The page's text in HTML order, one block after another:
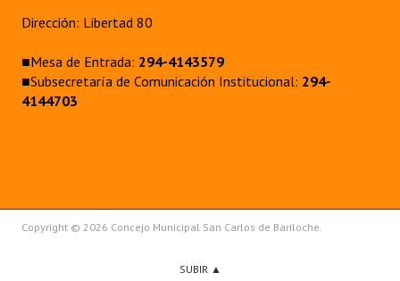
Dirección: Libertad 80
■Mesa de Entrada: 294-4143579
■Subsecretaría de Comunicación Institucional: 294-
4144703
Copyright © 2026 Concejo Municipal San Carlos de Bariloche.
SUBIR ▲